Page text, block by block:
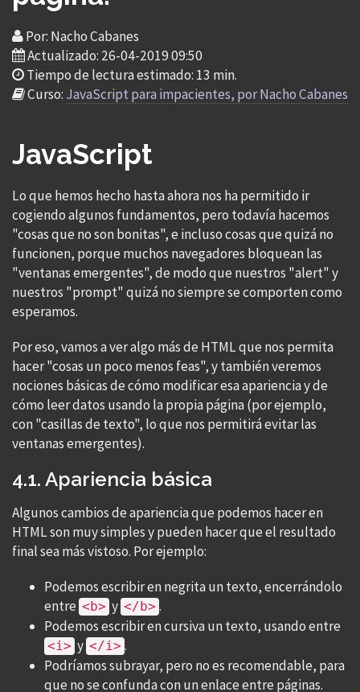
Por: Nacho Cabanes
Actualizado: 26-04-2019 09:50
Tiempo de lectura estimado: 13 min.
Curso: JavaScript para impacientes, por Nacho Cabanes
JavaScript
Lo que hemos hecho hasta ahora nos ha permitido ir
cogiendo algunos fundamentos, pero todavía hacemos
"cosas que no son bonitas", e incluso cosas que quizá no
funcionen, porque muchos navegadores bloquean las
"ventanas emergentes", de modo que nuestros "alert" y
nuestros "prompt" quizá no siempre se comporten como
esperamos.
Por eso, vamos a ver algo más de HTML que nos permita
hacer "cosas un poco menos feas", y también veremos
nociones básicas de cómo modificar esa apariencia y de
cómo leer datos usando la propia página (por ejemplo,
con "casillas de texto", lo que nos permitirá evitar las
ventanas emergentes).
4.1. Apariencia básica
Algunos cambios de apariencia que podemos hacer en
HTML son muy simples y pueden hacer que el resultado
final sea más vistoso. Por ejemplo:
Podemos escribir en negrita un texto, encerrándolo
entre <b> y </b> .
Podemos escribir en cursiva un texto, usando entre
<i> y </i> .
Podríamos subrayar, pero no es recomendable, para
que no se confunda con un enlace entre páginas.